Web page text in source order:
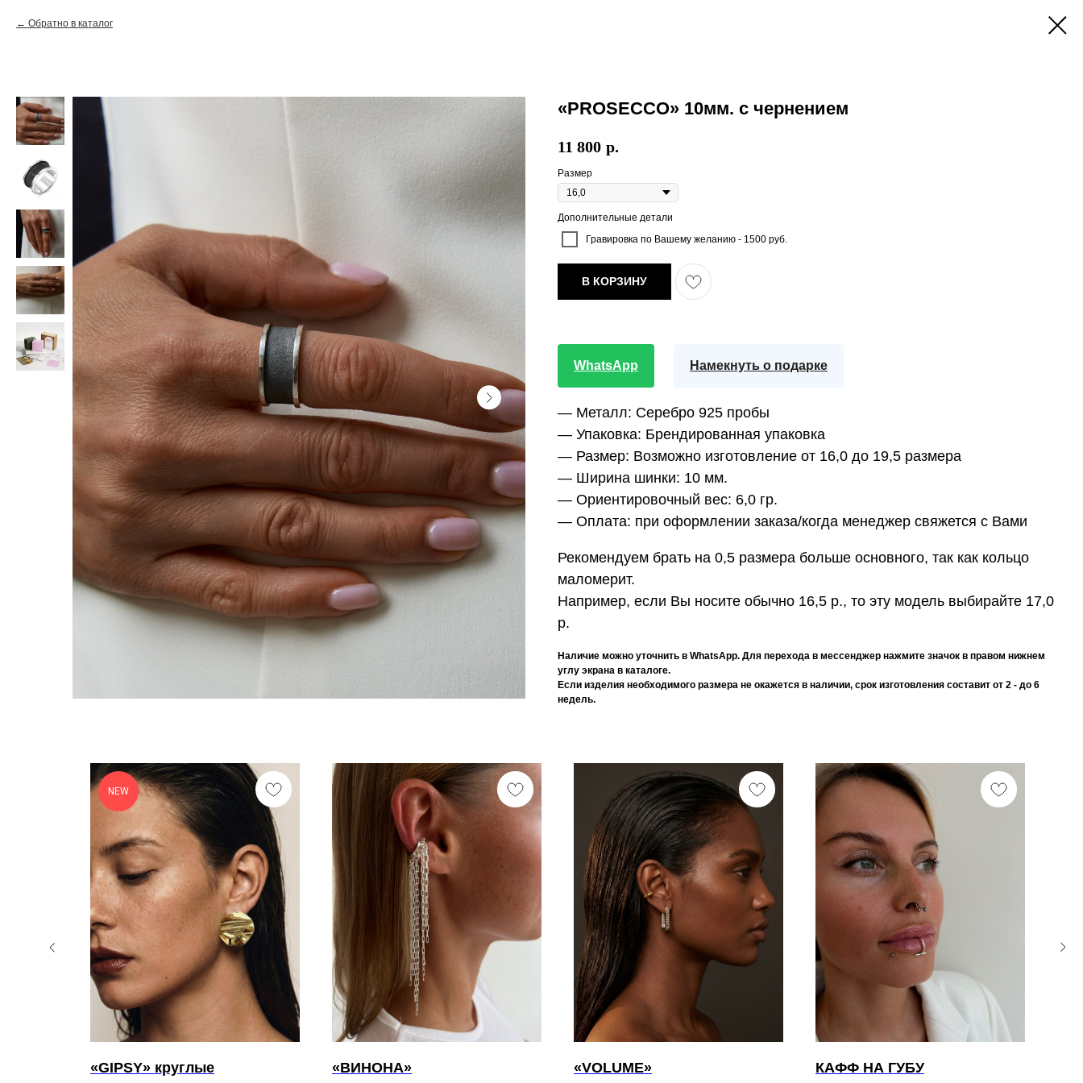
Обратно в каталог
«PROSECCO» 10мм. с чернением
11 800 р.
Размер
Дополнительные детали
Гравировка по Вашему желанию - 1500 руб.
В КОРЗИНУ
WhatsApp Намекнуть о подарке
— Металл: Серебро 925 пробы
— Упаковка: Брендированная упаковка
— Размер: Возможно изготовление от 16,0 до 19,5 размера
— Ширина шинки: 10 мм.
— Ориентировочный вес: 6,0 гр.
— Оплата: при оформлении заказа/когда менеджер свяжется с Вами
Рекомендуем брать на 0,5 размера больше основного, так как кольцо
маломерит.
Например, если Вы носите обычно 16,5 р., то эту модель выбирайте 17,0
р.
Наличие можно уточнить в WhatsApp. Для перехода в мессенджер нажмите значок в правом нижнем
углу экрана в каталоге.
Если изделия необходимого размера не окажется в наличии, срок изготовления составит от 2 - до 6
недель.
NEW
«GIPSY» круглые «ВИНОНА» «VOLUME» КАФФ НА ГУБУ